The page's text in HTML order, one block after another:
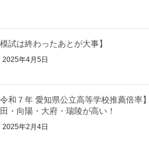
模試は終わったあとが大事】
2025年4月5日
令和７年 愛知県公立高等学校推薦倍率】
・向陽・大府・瑞陵が高い！
2025年2月4日